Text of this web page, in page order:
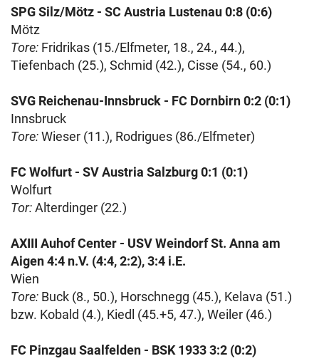
SPG Silz/Mötz - SC Austria Lustenau 0:8 (0:6)
Mötz
Tore: Fridrikas (15./Elfmeter, 18., 24., 44.),
Tiefenbach (25.), Schmid (42.), Cisse (54., 60.)
SVG Reichenau-Innsbruck - FC Dornbirn 0:2 (0:1)
Innsbruck
Tore:Wieser (11.), Rodrigues (86./Elfmeter)
FC Wolfurt - SV Austria Salzburg 0:1 (0:1)
Wolfurt
Tor:Alterdinger (22.)
AXIII Auhof Center - USV Weindorf St. Anna am
Aigen 4:4 n.V. (4:4, 2:2), 3:4 i.E.
Wien
Tore: Buck (8., 50.), Horschnegg (45.), Kelava (51.)
bzw. Kobald (4.), Kiedl (45.+5, 47.), Weiler (46.)
FC Pinzgau Saalfelden - BSK 1933 3:2 (0:2)